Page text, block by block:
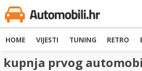
HOME VIJESTI TUNING RETRO
kupnja prvog